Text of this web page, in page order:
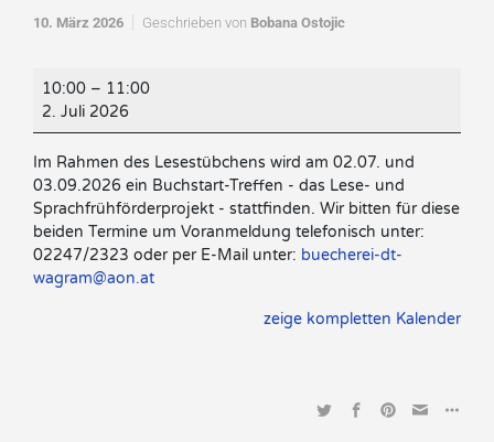
10. März 2026 Geschrieben von Bobana Ostojic
Buchstart-
Treffen
10:00 – 11:00
2. Juli 2026
Im Rahmen des Lesestübchens wird am 02.07. und
03.09.2026 ein Buchstart-Treffen - das Lese- und
Sprachfrühförderprojekt - stattfinden. Wir bitten für diese
beiden Termine um Voranmeldung telefonisch unter:
02247/2323 oder per E-Mail unter: buecherei-dt-
wagram@aon.at
zeige kompletten Kalender